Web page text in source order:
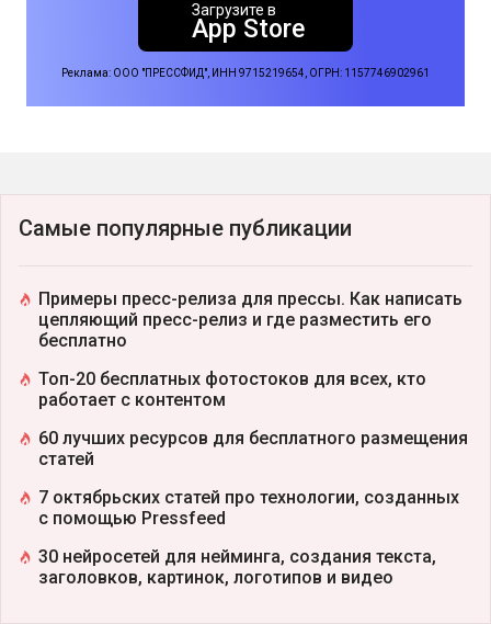
Загрузите в
App Store
Реклама: ООО "ПРЕССФИД", ИНН 9715219654, ОГРН: 1157746902961
Самые популярные публикации
Примеры пресс-релиза для прессы. Как написать
цепляющий пресс-релиз и где разместить его
бесплатно
Топ-20 бесплатных фотостоков для всех, кто
работает с контентом
60 лучших ресурсов для бесплатного размещения
статей
7 октябрьских статей про технологии, созданных
с помощью Pressfeed
30 нейросетей для нейминга, создания текста,
заголовков, картинок, логотипов и видео